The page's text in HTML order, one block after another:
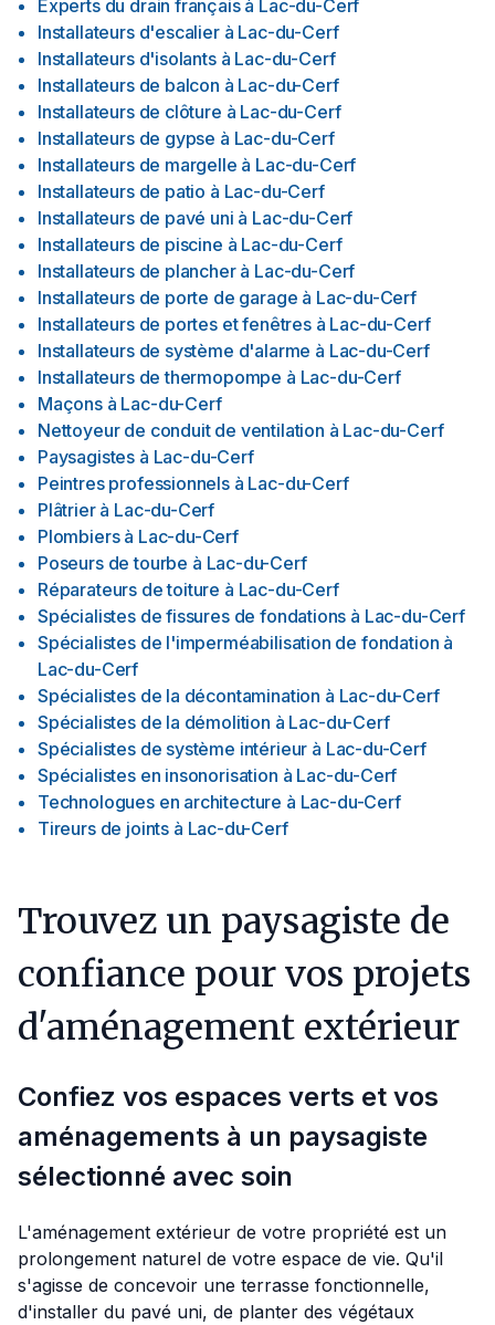
Experts du drain français à Lac-du-Cerf
Installateurs d'escalier à Lac-du-Cerf
Installateurs d'isolants à Lac-du-Cerf
Installateurs de balcon à Lac-du-Cerf
Installateurs de clôture à Lac-du-Cerf
Installateurs de gypse à Lac-du-Cerf
Installateurs de margelle à Lac-du-Cerf
Installateurs de patio à Lac-du-Cerf
Installateurs de pavé uni à Lac-du-Cerf
Installateurs de piscine à Lac-du-Cerf
Installateurs de plancher à Lac-du-Cerf
Installateurs de porte de garage à Lac-du-Cerf
Installateurs de portes et fenêtres à Lac-du-Cerf
Installateurs de système d'alarme à Lac-du-Cerf
Installateurs de thermopompe à Lac-du-Cerf
Maçons à Lac-du-Cerf
Nettoyeur de conduit de ventilation à Lac-du-Cerf
Paysagistes à Lac-du-Cerf
Peintres professionnels à Lac-du-Cerf
Plâtrier à Lac-du-Cerf
Plombiers à Lac-du-Cerf
Poseurs de tourbe à Lac-du-Cerf
Réparateurs de toiture à Lac-du-Cerf
Spécialistes de fissures de fondations à Lac-du-Cerf
Spécialistes de l'imperméabilisation de fondation à
Lac-du-Cerf
Spécialistes de la décontamination à Lac-du-Cerf
Spécialistes de la démolition à Lac-du-Cerf
Spécialistes de système intérieur à Lac-du-Cerf
Spécialistes en insonorisation à Lac-du-Cerf
Technologues en architecture à Lac-du-Cerf
Tireurs de joints à Lac-du-Cerf
Trouvez un paysagiste de
confiance pour vos projets
d'aménagement extérieur
Confiez vos espaces verts et vos
aménagements à un paysagiste
sélectionné avec soin
L'aménagement extérieur de votre propriété est un
prolongement naturel de votre espace de vie. Qu'il
s'agisse de concevoir une terrasse fonctionnelle,
d'installer du pavé uni, de planter des végétaux